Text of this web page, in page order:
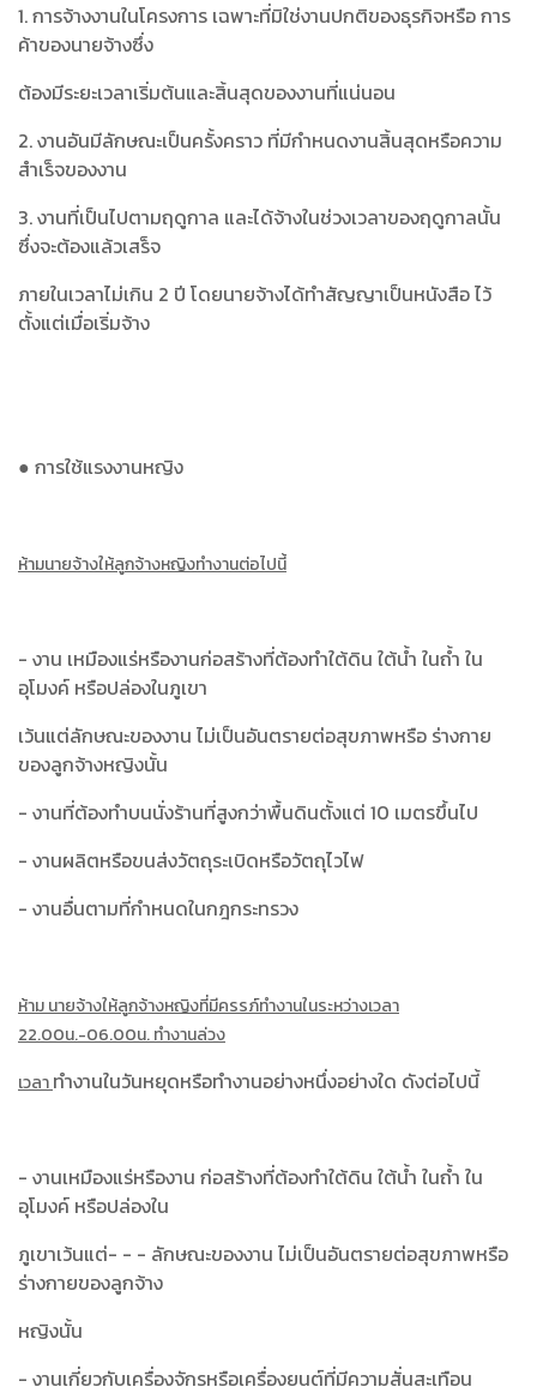
1. การจ้างงานในโครงการ เฉพาะที่มิใช่งานปกติของธุรกิจหรือ การ
ค้าของนายจ้างซึ่ง
ต้องมีระยะเวลาเริ่มต้นและสิ้นสุดของงานที่แน่นอน
2. งานอันมีลักษณะเป็นครั้งคราว ที่มีกำหนดงานสิ้นสุดหรือความ
สำเร็จของงาน
3. งานที่เป็นไปตามฤดูกาล และได้จ้างในช่วงเวลาของฤดูกาลนั้น
ซึ่งจะต้องแล้วเสร็จ
ภายในเวลาไม่เกิน 2 ปี โดยนายจ้างได้ทำสัญญาเป็นหนังสือ ไว้
ตั้งแต่เมื่อเริ่มจ้าง
● การใช้แรงงานหญิง
ห้ามนายจ้างให้ลูกจ้างหญิงทำงานต่อไปนี้
- งาน เหมืองแร่หรืองานก่อสร้างที่ต้องทำใต้ดิน ใต้น้ำ ในถ้ำ ใน
อุโมงค์ หรือปล่องในภูเขา
เว้นแต่ลักษณะของงาน ไม่เป็นอันตรายต่อสุขภาพหรือ ร่างกาย
ของลูกจ้างหญิงนั้น
- งานที่ต้องทำบนนั่งร้านที่สูงกว่าพื้นดินตั้งแต่ 10 เมตรขึ้นไป
- งานผลิตหรือขนส่งวัตถุระเบิดหรือวัตถุไวไฟ
- งานอื่นตามที่กำหนดในกฎกระทรวง
ห้าม นายจ้างให้ลูกจ้างหญิงที่มีครรภ์ทำงานในระหว่างเวลา
22.00น.-06.00น. ทำงานล่วง
เวลาทำงานในวันหยุดหรือทำงานอย่างหนึ่งอย่างใด ดังต่อไปนี้
- งานเหมืองแร่หรืองาน ก่อสร้างที่ต้องทำใต้ดิน ใต้น้ำ ในถ้ำ ใน
อุโมงค์ หรือปล่องใน
ภูเขาเว้นแต่- - - ลักษณะของงาน ไม่เป็นอันตรายต่อสุขภาพหรือ
ร่างกายของลูกจ้าง
หญิงนั้น
- งานเกี่ยวกับเครื่องจักรหรือเครื่องยนต์ที่มีความสั่นสะเทือน